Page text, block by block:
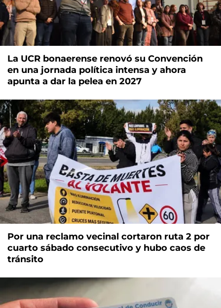
La UCR bonaerense renovó su Convención
en una jornada política intensa y ahora
apunta a dar la pelea en 2027
Por una reclamo vecinal cortaron ruta 2 por
cuarto sábado consecutivo y hubo caos de
tránsito